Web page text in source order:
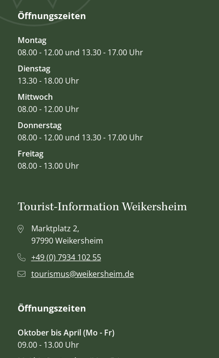
Öffnungszeiten
Montag
08.00 - 12.00 und 13.30 - 17.00 Uhr
Dienstag
13.30 - 18.00 Uhr
Mittwoch
08.00 - 12.00 Uhr
Donnerstag
08.00 - 12.00 und 13.30 - 17.00 Uhr
Freitag
08.00 - 13.00 Uhr
Tourist-Information Weikersheim
Marktplatz 2,
97990 Weikersheim
+49 (0) 7934 102 55
tourismus@weikersheim.de
Öffnungszeiten
Oktober bis April (Mo - Fr)
09.00 - 13.00 Uhr